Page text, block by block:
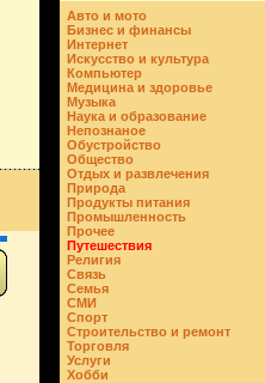
Авто и мото
Бизнес и финансы
Интернет
Искусство и культура
Компьютер
Медицина и здоровье
Музыка
Наука и образование
Непознаное
Обустройство
Общество
Отдых и развлечения
Природа
Продукты питания
Промышленность
Прочее
Путешествия
Религия
Связь
Семья
СМИ
Спорт
Строительство и ремонт
Торговля
Услуги
Хобби